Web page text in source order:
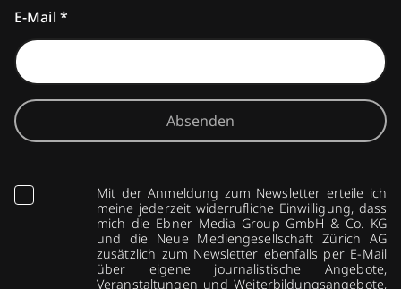
E-Mail *
Absenden
Mit der Anmeldung zum Newsletter erteile ich
meine jederzeit widerrufliche Einwilligung, dass
mich die Ebner Media Group GmbH & Co. KG
und die Neue Mediengesellschaft Zürich AG
zusätzlich zum Newsletter ebenfalls per E-Mail
über eigene journalistische Angebote,
Veranstaltungen und Weiterbildungsangebote,